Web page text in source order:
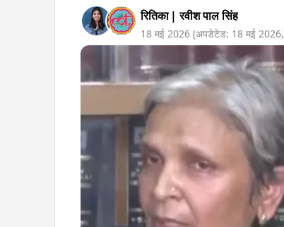
रितिका | रवीश पाल सिंह
18 मई 2026 (अपडेटेड: 18 मई 2026,